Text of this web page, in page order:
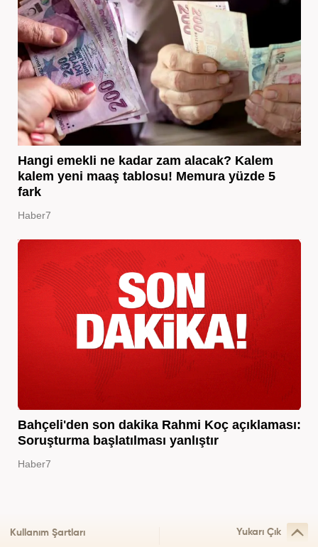
Hangi emekli ne kadar zam alacak? Kalem
kalem yeni maaş tablosu! Memura yüzde 5
fark
Haber7
Bahçeli'den son dakika Rahmi Koç açıklaması:
Soruşturma başlatılması yanlıştır
Haber7
Kullanım Şartları Yukarı Çık